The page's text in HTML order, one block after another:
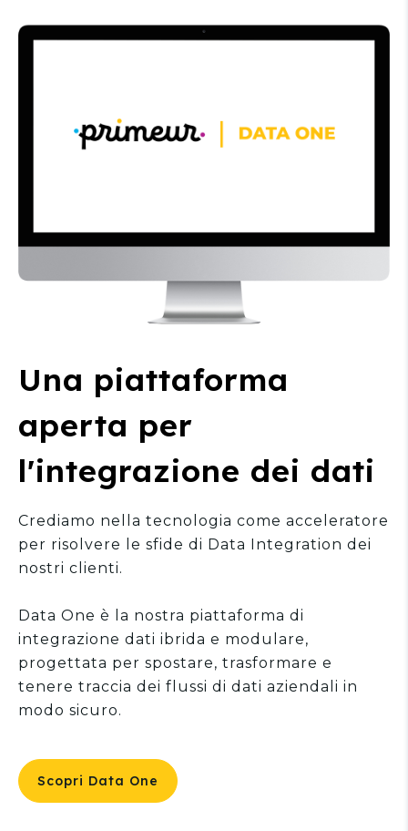
Una piattaforma
aperta per
l'integrazione dei dati
Crediamo nella tecnologia come acceleratore
per risolvere le sfide di Data Integration dei
nostri clienti.
Data One è la nostra piattaforma di
integrazione dati ibrida e modulare,
progettata per spostare, trasformare e
tenere traccia dei flussi di dati aziendali in
modo sicuro.
Scopri Data One